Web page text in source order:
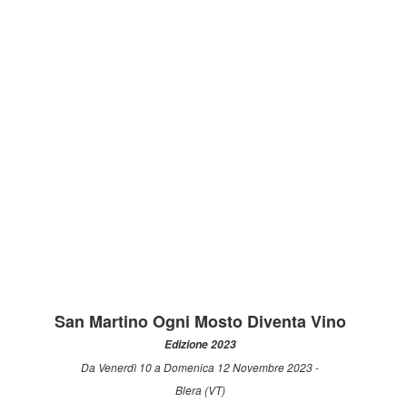
San Martino Ogni Mosto Diventa Vino
Edizione 2023
Da Venerdì 10 a Domenica 12 Novembre 2023 -
Blera (VT)